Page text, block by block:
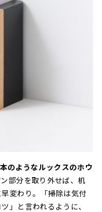
本のようなルックスのホウ
部分を取り外せば、机
変わり。「掃除は気付
」と言われるように、